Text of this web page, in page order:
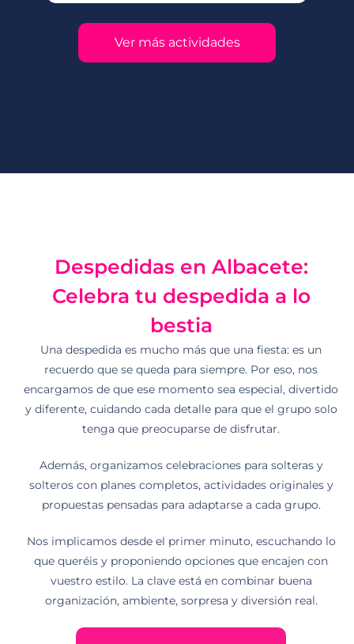
Ver más actividades
Despedidas en Albacete:
Celebra tu despedida a lo
bestia
Una despedida es mucho más que una fiesta: es un
recuerdo que se queda para siempre. Por eso, nos
encargamos de que ese momento sea especial, divertido
y diferente, cuidando cada detalle para que el grupo solo
tenga que preocuparse de disfrutar.
Además, organizamos celebraciones para solteras y
solteros con planes completos, actividades originales y
propuestas pensadas para adaptarse a cada grupo.
Nos implicamos desde el primer minuto, escuchando lo
que queréis y proponiendo opciones que encajen con
vuestro estilo. La clave está en combinar buena
organización, ambiente, sorpresa y diversión real.